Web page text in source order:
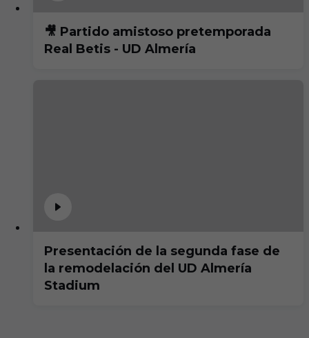
🎥 Partido amistoso pretemporada
Real Betis - UD Almería
Presentación de la segunda fase de
la remodelación del UD Almería
Stadium